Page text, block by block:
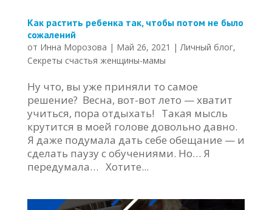
Как растить ребенка так, чтобы потом не было
сожалений
от Инна Морозова | Май 26, 2021 |Личный блог,
Секреты счастья женщины-мамы
Ну что, вы уже приняли то самое
решение? Весна, вот-вот лето — хватит
учиться, пора отдыхать! Такая мысль
крутится в моей голове довольно давно.
Я даже подумала дать себе обещание — и
сделать паузу с обучениями. Но… Я
передумала… Хотите...